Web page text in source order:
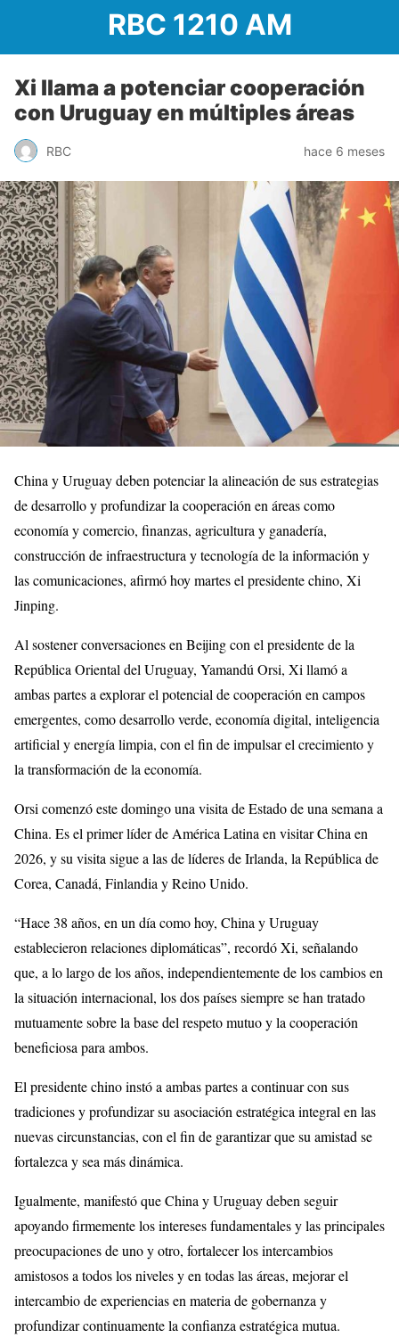
RBC 1210 AM
Xi llama a potenciar cooperación
con Uruguay en múltiples áreas
RBC hace 6 meses
China y Uruguay deben potenciar la alineación de sus estrategias
de desarrollo y profundizar la cooperación en áreas como
economía y comercio, finanzas, agricultura y ganadería,
construcción de infraestructura y tecnología de la información y
las comunicaciones, afirmó hoy martes el presidente chino, Xi
Jinping.
Al sostener conversaciones en Beijing con el presidente de la
República Oriental del Uruguay, Yamandú Orsi, Xi llamó a
ambas partes a explorar el potencial de cooperación en campos
emergentes, como desarrollo verde, economía digital, inteligencia
artificial y energía limpia, con el fin de impulsar el crecimiento y
la transformación de la economía.
Orsi comenzó este domingo una visita de Estado de una semana a
China. Es el primer líder de América Latina en visitar China en
2026, y su visita sigue a las de líderes de Irlanda, la República de
Corea, Canadá, Finlandia y Reino Unido.
“Hace 38 años, en un día como hoy, China y Uruguay
establecieron relaciones diplomáticas”, recordó Xi, señalando
que, a lo largo de los años, independientemente de los cambios en
la situación internacional, los dos países siempre se han tratado
mutuamente sobre la base del respeto mutuo y la cooperación
beneficiosa para ambos.
El presidente chino instó a ambas partes a continuar con sus
tradiciones y profundizar su asociación estratégica integral en las
nuevas circunstancias, con el fin de garantizar que su amistad se
fortalezca y sea más dinámica.
Igualmente, manifestó que China y Uruguay deben seguir
apoyando firmemente los intereses fundamentales y las principales
preocupaciones de uno y otro, fortalecer los intercambios
amistosos a todos los niveles y en todas las áreas, mejorar el
intercambio de experiencias en materia de gobernanza y
profundizar continuamente la confianza estratégica mutua.